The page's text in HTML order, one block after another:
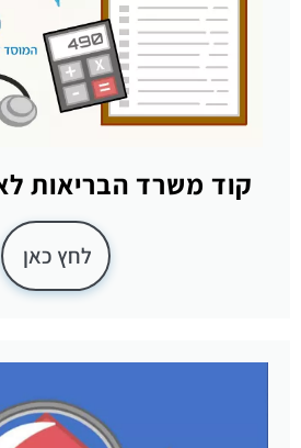
קוד משרד הבריאות
לחץ כאן